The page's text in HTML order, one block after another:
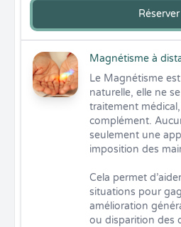
Réserver
Magnétisme à
Le Magnétisme
naturelle, elle ne
traitement
complément.
seulement une
imposition des
Cela permet
situations pour
amélioration
ou disparition des